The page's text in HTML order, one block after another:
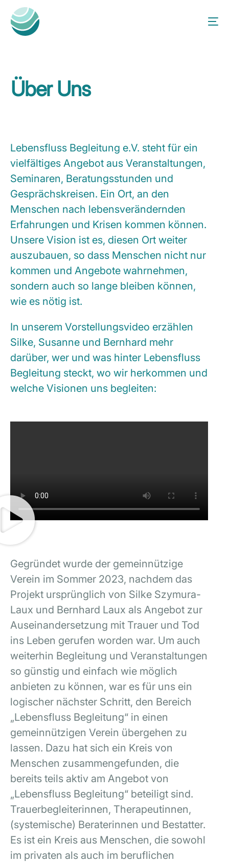
Über Uns
Lebensfluss Begleitung e.V. steht für ein
vielfältiges Angebot aus Veranstaltungen,
Seminaren, Beratungsstunden und
Gesprächskreisen. Ein Ort, an den
Menschen nach lebensverändernden
Erfahrungen und Krisen kommen können.
Unsere Vision ist es, diesen Ort weiter
auszubauen, so dass Menschen nicht nur
kommen und Angebote wahrnehmen,
sondern auch so lange bleiben können,
wie es nötig ist.
In unserem Vorstellungsvideo erzählen
Silke, Susanne und Bernhard mehr
darüber, wer und was hinter Lebensfluss
Begleitung steckt, wo wir herkommen und
welche Visionen uns begleiten:
Gegründet wurde der gemeinnützige
Verein im Sommer 2023, nachdem das
Projekt ursprünglich von Silke Szymura-
Laux und Bernhard Laux als Angebot zur
Auseinandersetzung mit Trauer und Tod
ins Leben gerufen worden war. Um auch
weiterhin Begleitung und Veranstaltungen
so günstig und einfach wie möglich
anbieten zu können, war es für uns ein
logischer nächster Schritt, den Bereich
„Lebensfluss Begleitung“ in einen
gemeinnützigen Verein übergehen zu
lassen. Dazu hat sich ein Kreis von
Menschen zusammengefunden, die
bereits teils aktiv am Angebot von
„Lebensfluss Begleitung“ beteiligt sind.
Trauerbegleiterinnen, Therapeutinnen,
(systemische) Beraterinnen und Bestatter.
Es ist ein Kreis aus Menschen, die sowohl
im privaten als auch im beruflichen